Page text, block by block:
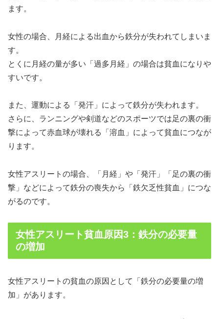
ます。
女性の場合、月経による出血から鉄分が失われてしまいま
す。
とくに月経の量が多い「過多月経」の場合は貧血になりや
すいです。
また、運動による「発汗」によって鉄分が失われます。
さらに、ランニングや剣道などのスポーツでは足の裏の衝
撃によって赤血球が壊れる「溶血」によって貧血につなが
ります。
女性アスリートの場合、「月経」や「発汗」「足の裏の衝
撃」などによって鉄分の喪失から「鉄欠乏性貧血」につな
がるのです。
女性アスリート貧血原因3：鉄分の必要量
の増加
女性アスリートの貧血の原因として「鉄分の必要量の増
加」があります。